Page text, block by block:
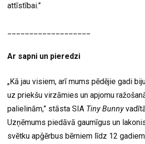
attīstībai.”
Ar sapni un pieredzi
„Kā jau visiem, arī mums pēdējie gadi
uz priekšu virzāmies un apjomu
palielinām,” stāsta SIA Tiny Bunny
Uzņēmums piedāvā gaumīgus un
svētku apģērbus bērniem līdz 12